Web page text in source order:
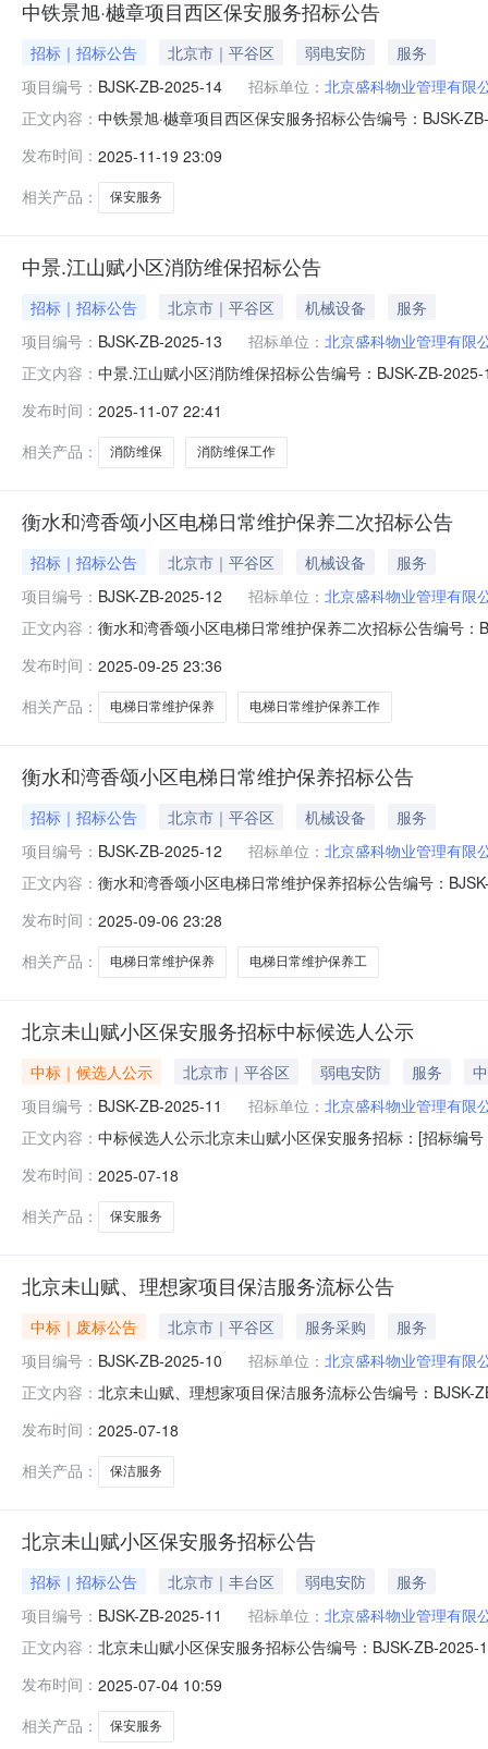
中铁景旭·樾章项目西区保安服务招标公告
招标｜招标公告 北京市｜平谷区 弱电安防
服务
项目编号： BJSK-ZB-2025-14 招标单位： 北京盛科物业管理有限
正文内容： 中铁景旭·樾章项目西区保安服务招标公告编号：BJSK-
旭·樾章项目西区位于：建设大街以北，长安路以东；建
商须在中华
发布时间： 2025-11-19 23:09
相关产品：
保安服务
中景.江山赋小区消防维保招标公告
招标｜招标公告 北京市｜平谷区 机械设备
服务
项目编号： BJSK-ZB-2025-13 招标单位： 北京盛科物业管理有限
正文内容： 中景.江山赋小区消防维保招标公告编号：BJSK-ZB-
安富街与裕华路西南角，项目占地135600㎡，项目总建
06
发布时间： 2025-11-07 22:41
相关产品：
消防维保 消防维保工作
衡水和湾香颂小区电梯日常维护保养二次招标公告
招标｜招标公告 北京市｜平谷区 机械设备
服务
项目编号： BJSK-ZB-2025-12 招标单位： 北京盛科物业管理有限
正文内容： 衡水和湾香颂小区电梯日常维护保养二次招标公告编号
湾香颂小区位于衡水市桃城区中华南大街与滏阳一路交
发布时间： 2025-09-25 23:36
相关产品：
电梯日常维护保养 电梯日常维护保养工作
衡水和湾香颂小区电梯日常维护保养招标公告
招标｜招标公告 北京市｜平谷区 机械设备
服务
项目编号： BJSK-ZB-2025-12 招标单位： 北京盛科物业管理有限
正文内容： 衡水和湾香颂小区电梯日常维护保养招标公告编号：
位于衡水市桃城区中华南大街与滏阳一路交口东北角，
下建筑
发布时间： 2025-09-06 23:28
相关产品：
电梯日常维护保养 电梯日常维护保养工
北京未山赋小区保安服务招标中标候选人公示
中标｜候选人公示 北京市｜平谷区 弱电安防 服务
项目编号： BJSK-ZB-2025-11 招标单位： 北京盛科物业管理有限
正文内容： 中标候选人公示北京未山赋小区保安服务招标：[招标编
标候选人公示期自2025年7月18日起至2025年7月20日
提出
发布时间： 2025-07-18
相关产品：
保安服务
北京未山赋、理想家项目保洁服务流标公告
中标｜废标公告 北京市｜平谷区 服务采购
服务
项目编号： BJSK-ZB-2025-10 招标单位： 北京盛科物业管理有限
正文内容： 北京未山赋、理想家项目保洁服务流标公告编号：
退还。2.重新招标时间及方式另行公告。招标人：北京
发布时间： 2025-07-18
相关产品：
保洁服务
北京未山赋小区保安服务招标公告
招标｜招标公告 北京市｜丰台区 弱电安防
服务
项目编号： BJSK-ZB-2025-11 招标单位： 北京盛科物业管理有限
正文内容： 北京未山赋小区保安服务招标公告编号：BJSK-ZB-
马官营南路交汇处,项目占地15817.2㎡，项目总建筑面
位
发布时间： 2025-07-04 10:59
相关产品：
保安服务